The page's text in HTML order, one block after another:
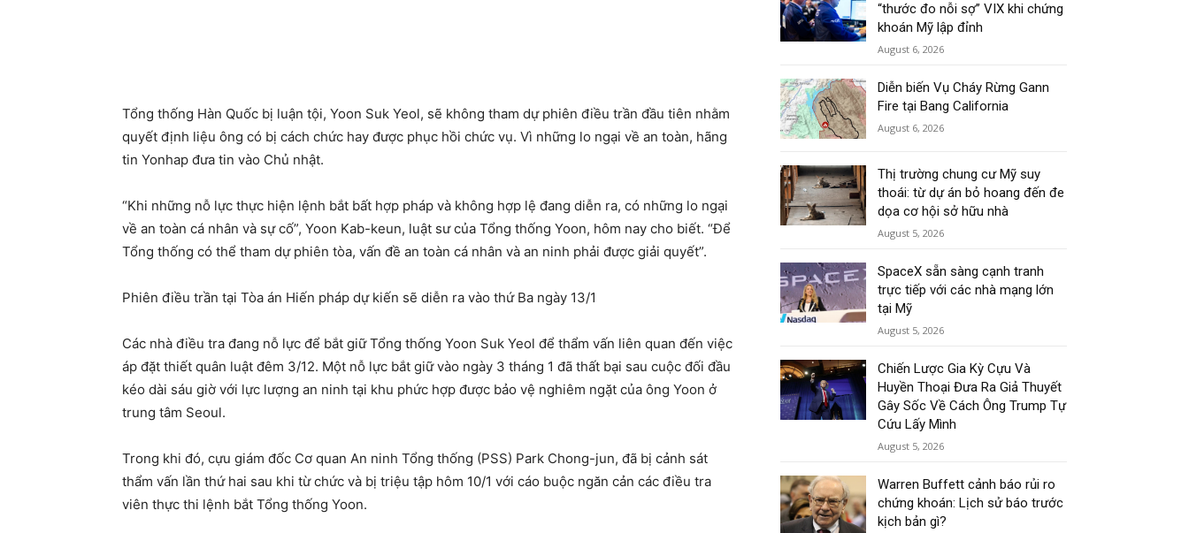
Tổng thống Hàn Quốc bị luận tội, Yoon Suk Yeol, sẽ không tham dự phiên điều trần đầu tiên nhằm
quyết định liệu ông có bị cách chức hay được phục hồi chức vụ. Vì những lo ngại về an toàn, hãng
tin Yonhap đưa tin vào Chủ nhật.
“Khi những nỗ lực thực hiện lệnh bắt bất hợp pháp và không hợp lệ đang diễn ra, có những lo ngại
về an toàn cá nhân và sự cố”, Yoon Kab-keun, luật sư của Tổng thống Yoon, hôm nay cho biết. “Để
Tổng thống có thể tham dự phiên tòa, vấn đề an toàn cá nhân và an ninh phải được giải quyết”.
Phiên điều trần tại Tòa án Hiến pháp dự kiến sẽ diễn ra vào thứ Ba ngày 13/1
Các nhà điều tra đang nỗ lực để bắt giữ Tổng thống Yoon Suk Yeol để thẩm vấn liên quan đến việc
áp đặt thiết quân luật đêm 3/12. Một nỗ lực bắt giữ vào ngày 3 tháng 1 đã thất bại sau cuộc đối đầu
kéo dài sáu giờ với lực lượng an ninh tại khu phức hợp được bảo vệ nghiêm ngặt của ông Yoon ở
trung tâm Seoul.
Trong khi đó, cựu giám đốc Cơ quan An ninh Tổng thống (PSS) Park Chong-jun, đã bị cảnh sát
thẩm vấn lần thứ hai sau khi từ chức và bị triệu tập hôm 10/1 với cáo buộc ngăn cản các điều tra
viên thực thi lệnh bắt Tổng thống Yoon.
“thước đo nỗi sợ” VIX khi chứng
khoán Mỹ lập đỉnh
August 6, 2026
Diễn biến Vụ Cháy Rừng Gann
Fire tại Bang California
August 6, 2026
Thị trường chung cư Mỹ suy
thoái: từ dự án bỏ hoang đến đe
dọa cơ hội sở hữu nhà
August 5, 2026
SpaceX sẵn sàng cạnh tranh
trực tiếp với các nhà mạng lớn
tại Mỹ
August 5, 2026
Chiến Lược Gia Kỳ Cựu Và
Huyền Thoại Đưa Ra Giả Thuyết
Gây Sốc Về Cách Ông Trump Tự
Cứu Lấy Mình
August 5, 2026
Warren Buffett cảnh báo rủi ro
chứng khoán: Lịch sử báo trước
kịch bản gì?